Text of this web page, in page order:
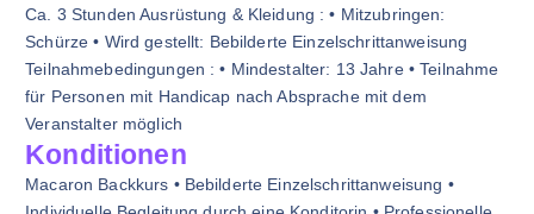
Ca. 3 Stunden Ausrüstung & Kleidung : • Mitzubringen:
Schürze • Wird gestellt: Bebilderte Einzelschrittanweisung
Teilnahmebedingungen : • Mindestalter: 13 Jahre • Teilnahme
für Personen mit Handicap nach Absprache mit dem
Veranstalter möglich
Konditionen
Macaron Backkurs • Bebilderte Einzelschrittanweisung •